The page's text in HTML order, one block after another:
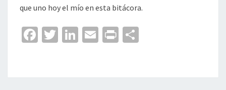
que uno hoy el mío en esta bitácora.
Fa
o
T
er
Li
dI
E
l
Pr
p